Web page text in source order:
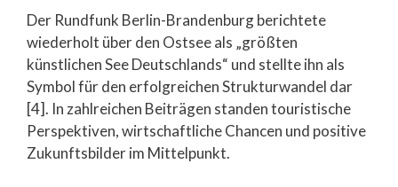
Der Rundfunk Berlin-Brandenburg berichtete
wiederholt über den Ostsee als „größten
künstlichen See Deutschlands“ und stellte ihn als
Symbol für den erfolgreichen Strukturwandel dar
[4]. In zahlreichen Beiträgen standen touristische
Perspektiven, wirtschaftliche Chancen und positive
Zukunftsbilder im Mittelpunkt.